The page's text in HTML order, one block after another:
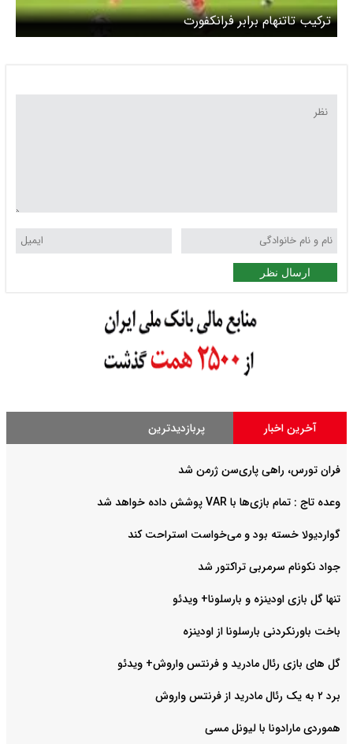
ترکیب تاتنهام برابر فرانکفورت
ارسال نظر
آخرین اخبار پربازدیدترین
فران تورس، راهی پاری‌سن ژرمن شد
وعده تاج : تمام بازی‌ها با VAR پوشش داده خواهد شد
گواردیولا خسته بود و می‌خواست استراحت کند
جواد نکونام سرمربی تراکتور شد
تنها گل بازی اودینزه و بارسلونا+ ویدئو
باخت باورنکردنی بارسلونا از اودینزه
گل های بازی رئال مادرید و فرنتس واروش+ ویدئو
برد ۲ به یک رئال مادرید از فرنتس واروش
هموردی مارادونا با لیونل مسی